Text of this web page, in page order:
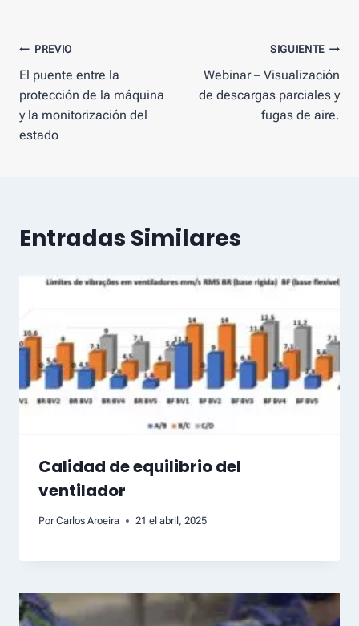
Mensaje
de
navegación
PREVIO
El puente entre la
protección de la máquina
y la monitorización del
estado
SIGUIENTE
Webinar – Visualización
de descargas parciales y
fugas de aire.
Entradas Similares
Calidad de equilibrio del
ventilador
Por Carlos Aroeira 21 el abril, 2025